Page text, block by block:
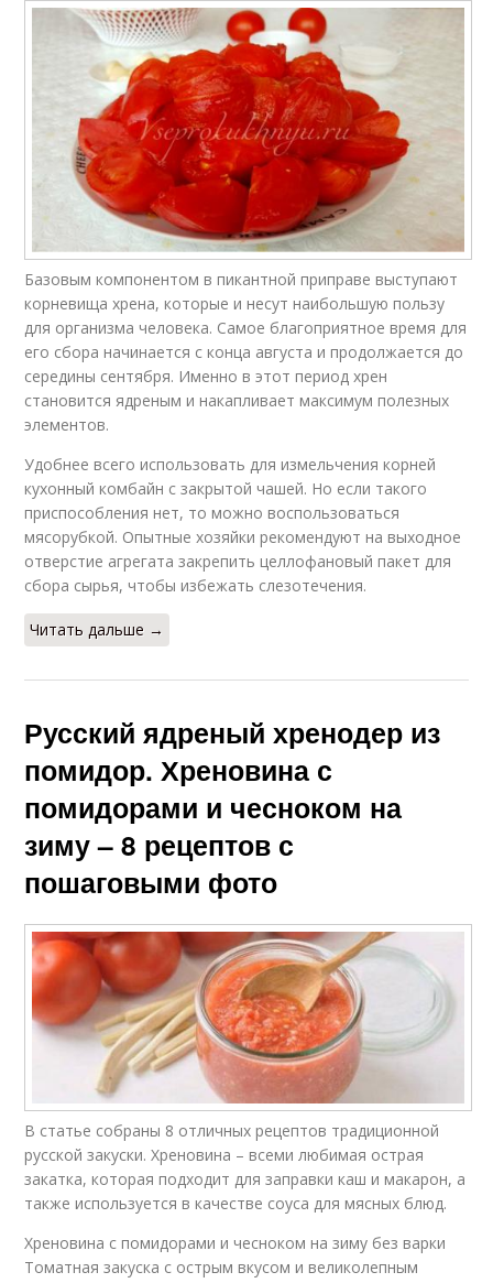
Базовым компонентом в пикантной приправе выступают
корневища хрена, которые и несут наибольшую пользу
для организма человека. Самое благоприятное время для
его сбора начинается с конца августа и продолжается до
середины сентября. Именно в этот период хрен
становится ядреным и накапливает максимум полезных
элементов.
Удобнее всего использовать для измельчения корней
кухонный комбайн с закрытой чашей. Но если такого
приспособления нет, то можно воспользоваться
мясорубкой. Опытные хозяйки рекомендуют на выходное
отверстие агрегата закрепить целлофановый пакет для
сбора сырья, чтобы избежать слезотечения.
Читать дальше →
Русский ядреный хренодер из
помидор. Хреновина с
помидорами и чесноком на
зиму – 8 рецептов с
пошаговыми фото
В статье собраны 8 отличных рецептов традиционной
русской закуски. Хреновина – всеми любимая острая
закатка, которая подходит для заправки каш и макарон, а
также используется в качестве соуса для мясных блюд.
Хреновина с помидорами и чесноком на зиму без варки
Томатная закуска с острым вкусом и великолепным